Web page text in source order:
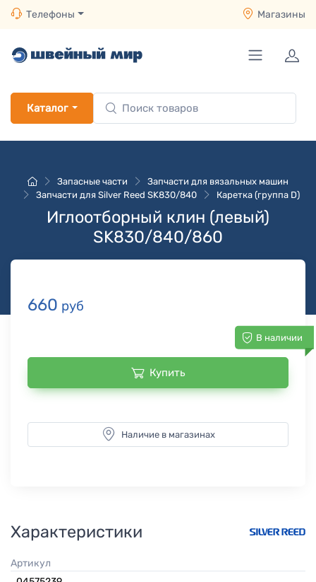
Телефоны Магазины
Каталог
Запасные части
Запчасти для вязальных машин
Запчасти для Silver Reed SK830/840
Каретка (группа D)
Иглоотборный клин (левый)
SK830/840/860
660 руб
В наличии
Купить
Наличие в магазинах
Характеристики
Артикул